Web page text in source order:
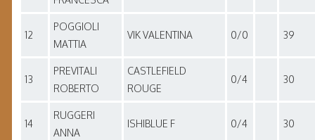
12
POGGIOLI
MATTIA
VIK VALENTINA 0/0 39
13
PREVITALI
ROBERTO
CASTLEFIELD
ROUGE
0/4 30
14
RUGGERI
ANNA
ISHIBLUE F 0/4 30